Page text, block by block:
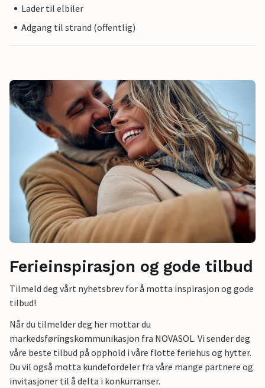
Lader til elbiler
Adgang til strand (offentlig)
Ferieinspirasjon og gode tilbud
Tilmeld deg vårt nyhetsbrev for å motta inspirasjon og gode
tilbud!
Når du tilmelder deg her mottar du
markedsføringskommunikasjon fra NOVASOL. Vi sender deg
våre beste tilbud på opphold i våre flotte feriehus og hytter.
Du vil også motta kundefordeler fra våre mange partnere og
invitasjoner til å delta i konkurranser.